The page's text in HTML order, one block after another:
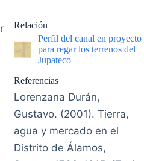
Relación
Perfil del canal en proyecto
para regar los terrenos del
Jupateco
Referencias
Lorenzana Durán,
Gustavo. (2001). Tierra,
agua y mercado en el
Distrito de Álamos,